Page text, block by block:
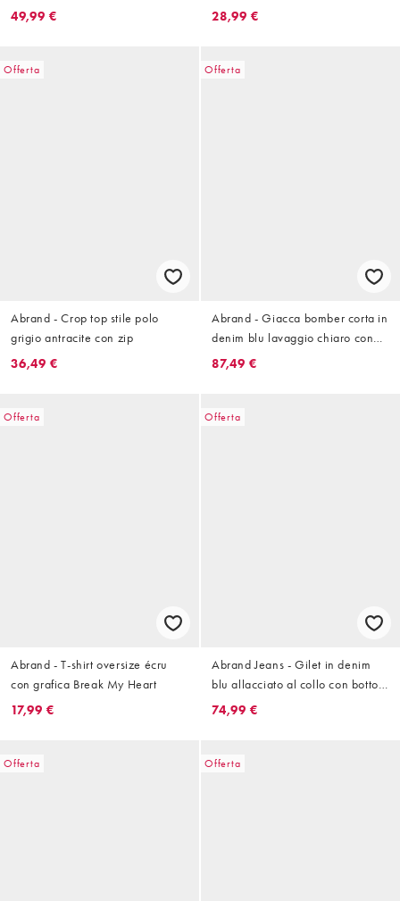
vita bassa
49,99 €
coordinato
28,99 €
Offerta
Abrand - Crop top stile polo
grigio antracite con zip
36,49 €
Offerta
Abrand - Giacca bomber corta in
denim blu lavaggio chiaro con
tasca sul petto
87,49 €
Offerta
Abrand - T-shirt oversize écru
con grafica Break My Heart
17,99 €
Offerta
Abrand Jeans - Gilet in denim
blu allacciato al collo con bottoni
in coordinato
74,99 €
Offerta Offerta